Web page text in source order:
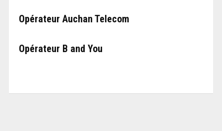
Opérateur Auchan Telecom
Opérateur B and You